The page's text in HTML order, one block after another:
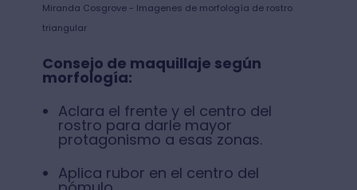
Miranda Cosgrove - Imagenes de morfología de rostro
triangular
Consejo de maquillaje según
morfología:
Aclara el frente y el centro del
rostro para darle mayor
protagonismo a esas zonas.
Aplica rubor en el centro del